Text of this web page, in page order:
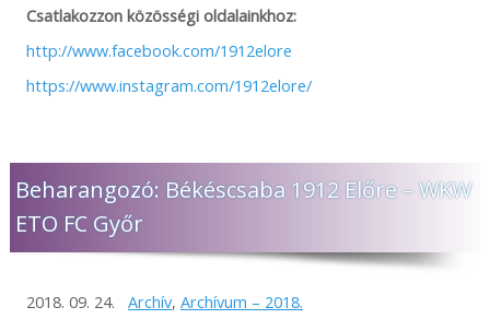
Csatlakozzon közösségi oldalainkhoz:
http://www.facebook.com/1912elore
https://www.instagram.com/1912elore/
Beharangozó: Békéscsaba 1912 Előre – WKW
ETO FC Győr
2018. 09. 24. Archív, Archívum – 2018.